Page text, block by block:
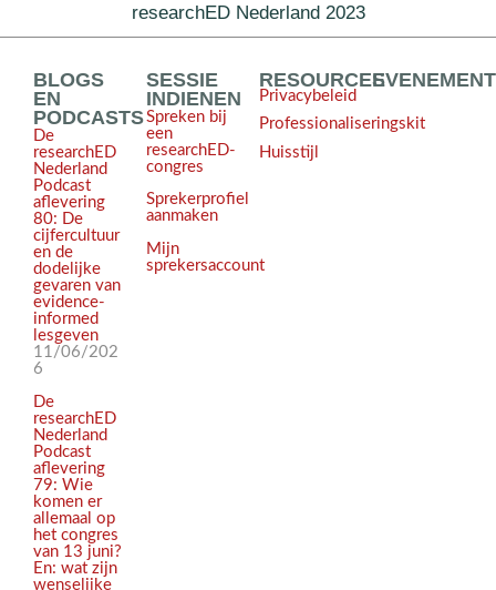
researchED Nederland 2023
BLOGS
EN
PODCASTS
De
researchED
Nederland
Podcast
aflevering
80: De
cijfercultuur
en de
dodelijke
gevaren van
evidence-
informed
lesgeven
11/06/202
6
De
researchED
Nederland
Podcast
aflevering
79: Wie
komen er
allemaal op
het congres
van 13 juni?
En: wat zijn
wenselijke
SESSIE
INDIENEN
Spreken bij
een
researchED-
congres
Sprekerprofiel
aanmaken
Mijn
sprekersaccount
RESOURCES
Privacybeleid
Professionaliseringskit
Huisstijl